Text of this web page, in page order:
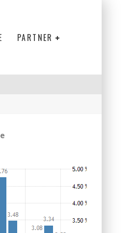
PARTNER